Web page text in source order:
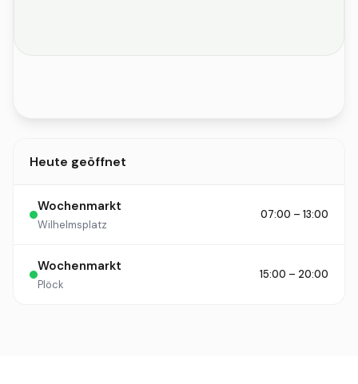
Heute geöffnet
Wochenmarkt
Wilhelmsplatz
07:00 – 13:00
Wochenmarkt
Plöck
15:00 – 20:00